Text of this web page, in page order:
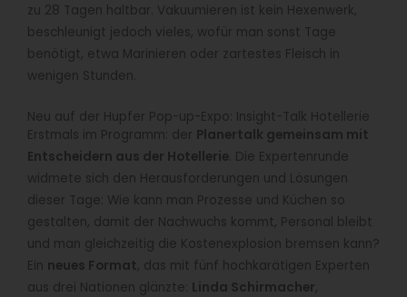
zu 28 Tagen haltbar. Vakuumieren ist kein Hexenwerk,
beschleunigt jedoch vieles, wofür man sonst Tage
benötigt, etwa Marinieren oder zartestes Fleisch in
wenigen Stunden.
Neu auf der Hupfer Pop-up-Expo: Insight-Talk Hotellerie
Erstmals im Programm: der Planertalk gemeinsam mit
Entscheidern aus der Hotellerie . Die Expertenrunde
widmete sich den Herausforderungen und Lösungen
dieser Tage: Wie kann man Prozesse und Küchen so
gestalten, damit der Nachwuchs kommt, Personal bleibt
und man gleichzeitig die Kostenexplosion bremsen kann?
Ein neues Format, das mit fünf hochkarätigen Experten
aus drei Nationen glänzte: Linda Schirmacher,